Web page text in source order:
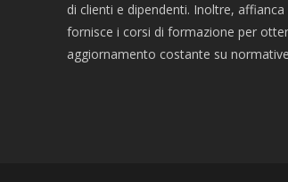
di clienti e dipendenti. Inoltre, affianca
fornisce i corsi di formazione per
aggiornamento costante su